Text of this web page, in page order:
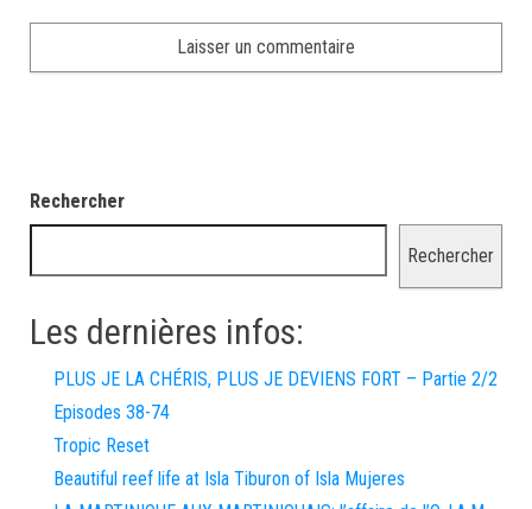
Rechercher
Rechercher
Les dernières infos:
PLUS JE LA CHÉRIS, PLUS JE DEVIENS FORT – Partie 2/2
Episodes 38-74
Tropic Reset
Beautiful reef life at Isla Tiburon of Isla Mujeres